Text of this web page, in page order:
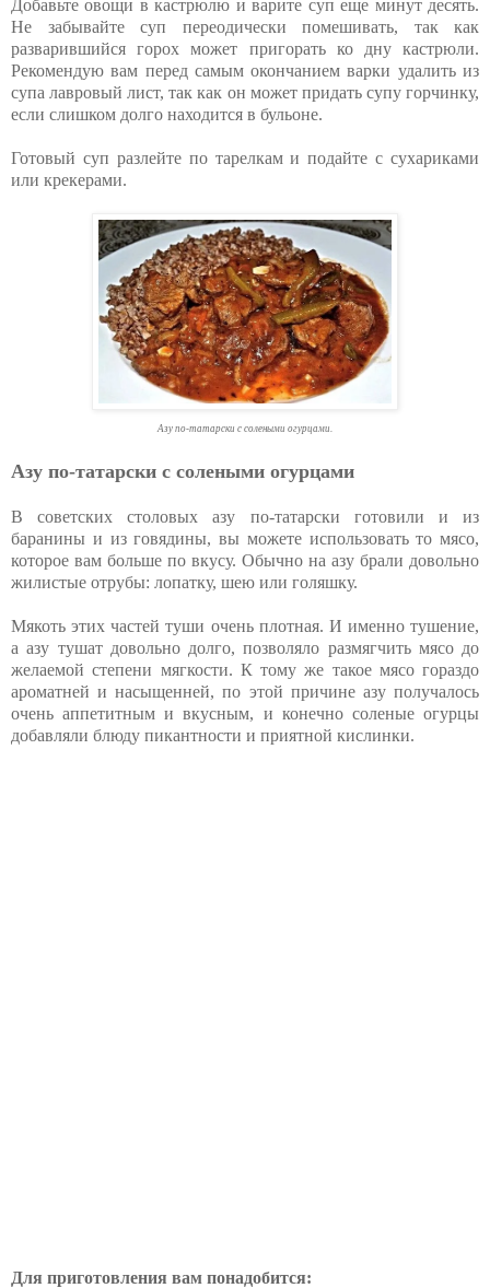
Добавьте овощи в кастрюлю и варите суп еще минут десять.
Не забывайте суп переодически помешивать, так как
разварившийся горох может пригорать ко дну кастрюли.
Рекомендую вам перед самым окончанием варки удалить из
супа лавровый лист, так как он может придать супу горчинку,
если слишком долго находится в бульоне.
Готовый суп разлейте по тарелкам и подайте с сухариками
или крекерами.
Азу по-татарски с солеными огурцами.
Азу по-татарски с солеными огурцами
В советских столовых азу по-татарски готовили и из
баранины и из говядины, вы можете использовать то мясо,
которое вам больше по вкусу. Обычно на азу брали довольно
жилистые отрубы: лопатку, шею или голяшку.
Мякоть этих частей туши очень плотная. И именно тушение,
а азу тушат довольно долго, позволяло размягчить мясо до
желаемой степени мягкости. К тому же такое мясо гораздо
ароматней и насыщенней, по этой причине азу получалось
очень аппетитным и вкусным, и конечно соленые огурцы
добавляли блюду пикантности и приятной кислинки.
Для приготовления вам понадобится: